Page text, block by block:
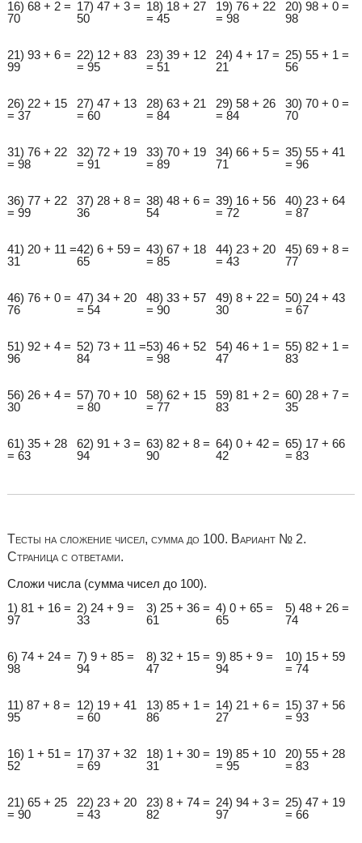
16) 68 + 2 =
70
17) 47 + 3 =
50
18) 18 + 27
= 45
19) 76 + 22
= 98
20) 98 + 0 =
98
21) 93 + 6 =
99
22) 12 + 83
= 95
23) 39 + 12
= 51
24) 4 + 17 =
21
25) 55 + 1 =
56
26) 22 + 15
= 37
27) 47 + 13
= 60
28) 63 + 21
= 84
29) 58 + 26
= 84
30) 70 + 0 =
70
31) 76 + 22
= 98
32) 72 + 19
= 91
33) 70 + 19
= 89
34) 66 + 5 =
71
35) 55 + 41
= 96
36) 77 + 22
= 99
37) 28 + 8 =
36
38) 48 + 6 =
54
39) 16 + 56
= 72
40) 23 + 64
= 87
41) 20 + 11 =
31
42) 6 + 59 =
65
43) 67 + 18
= 85
44) 23 + 20
= 43
45) 69 + 8 =
77
46) 76 + 0 =
76
47) 34 + 20
= 54
48) 33 + 57
= 90
49) 8 + 22 =
30
50) 24 + 43
= 67
51) 92 + 4 =
96
52) 73 + 11 =
84
53) 46 + 52
= 98
54) 46 + 1 =
47
55) 82 + 1 =
83
56) 26 + 4 =
30
57) 70 + 10
= 80
58) 62 + 15
= 77
59) 81 + 2 =
83
60) 28 + 7 =
35
61) 35 + 28
= 63
62) 91 + 3 =
94
63) 82 + 8 =
90
64) 0 + 42 =
42
65) 17 + 66
= 83
Тесты на сложение чисел, сумма до 100. Вариант № 2.
Страница с ответами.
Сложи числа (сумма чисел до 100).
1) 81 + 16 =
97
2) 24 + 9 =
33
3) 25 + 36 =
61
4) 0 + 65 =
65
5) 48 + 26 =
74
6) 74 + 24 =
98
7) 9 + 85 =
94
8) 32 + 15 =
47
9) 85 + 9 =
94
10) 15 + 59
= 74
11) 87 + 8 =
95
12) 19 + 41
= 60
13) 85 + 1 =
86
14) 21 + 6 =
27
15) 37 + 56
= 93
16) 1 + 51 =
52
17) 37 + 32
= 69
18) 1 + 30 =
31
19) 85 + 10
= 95
20) 55 + 28
= 83
21) 65 + 25
= 90
22) 23 + 20
= 43
23) 8 + 74 =
82
24) 94 + 3 =
97
25) 47 + 19
= 66